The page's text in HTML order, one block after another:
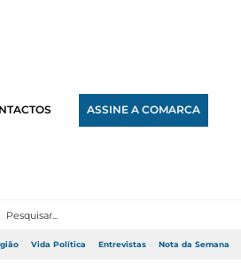
ASSINE A COMARCA
Vida Política Entrevistas Nota da Semana